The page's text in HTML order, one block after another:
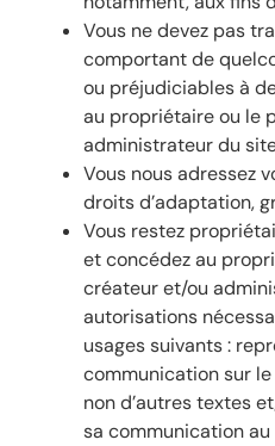
Vous ne devez pas
comportant de
ou préjudiciables à
au propriétaire ou le
administrateur du
Vous nous adressez
droits d’adaptation,
Vous restez
et concédez au
créateur et/ou
autorisations
usages suivants :
communication sur
non d’autres textes
sa communication